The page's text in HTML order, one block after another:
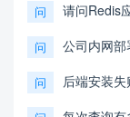
问 请问Redis
问 公司内网部
问 后端安装